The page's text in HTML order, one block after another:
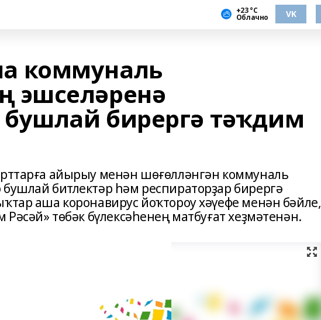
+23 °С
Облачно VK
коммуналь
эшселәренә
бушлай бирергә тәҡдим
айырыу менән шөғөлләнгән коммуналь
битлектәр һәм респираторҙар бирергә
аша коронавирус йоҡтороу хәүефе менән бәйле,
Рәсәй» төбәк бүлексәһенең матбуғат хеҙмәтенән.